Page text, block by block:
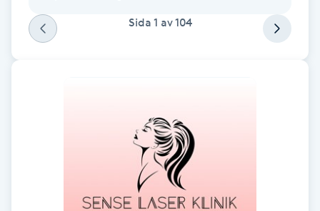
Hårvård
Hälsa
Sida 1 av104